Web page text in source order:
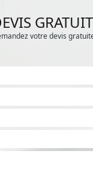
GRATUIT
votre devis